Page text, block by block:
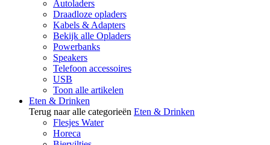
Autoladers
Draadloze opladers
Kabels & Adapters
Bekijk alle Opladers
Powerbanks
Speakers
Telefoon accessoires
USB
Toon alle artikelen
Eten & Drinken
Terug naar alle categorieën Eten & Drinken
Flesjes Water
Horeca